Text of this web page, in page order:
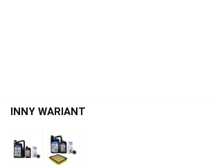
INNY WARIANT